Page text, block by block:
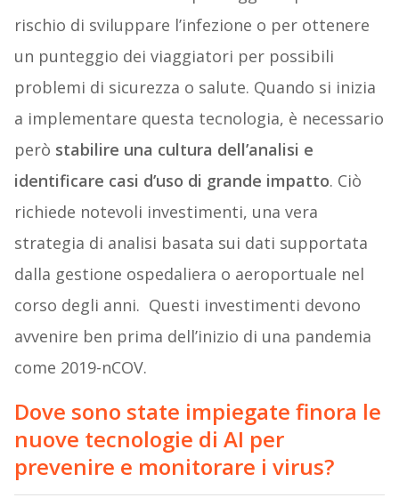
rischio di sviluppare l’infezione o per ottenere
un punteggio dei viaggiatori per possibili
problemi di sicurezza o salute. Quando si inizia
a implementare questa tecnologia, è necessario
però stabilire una cultura dell’analisi e
identificare casi d’uso di grande impatto. Ciò
richiede notevoli investimenti, una vera
strategia di analisi basata sui dati supportata
dalla gestione ospedaliera o aeroportuale nel
corso degli anni. Questi investimenti devono
avvenire ben prima dell’inizio di una pandemia
come 2019-nCOV.
Dove sono state impiegate finora le
nuove tecnologie di AI per
prevenire e monitorare i virus?